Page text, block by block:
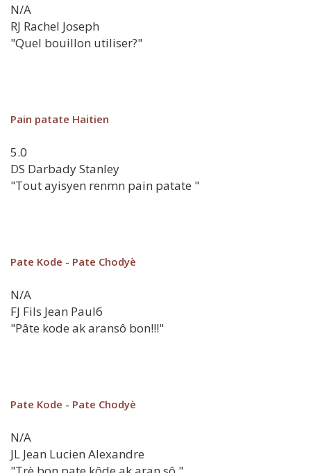
N/A
RJ Rachel Joseph
"Quel bouillon utiliser?"
Pain patate Haitien
5.0
DS Darbady Stanley
"Tout ayisyen renmn pain patate "
Pate Kode - Pate Chodyè
N/A
FJ Fils Jean Paul6
"Pâte kode ak aransô bon!!!"
Pate Kode - Pate Chodyè
N/A
JL Jean Lucien Alexandre